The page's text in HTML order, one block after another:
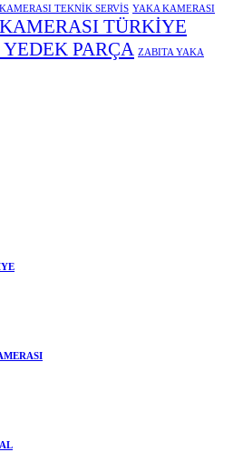
TEKNİK SERVİS YAKA KAMERASI
TÜRKİYE
PARÇA ZABITA YAKA